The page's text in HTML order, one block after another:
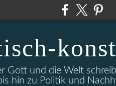
Gott und die Welt
hin zu Politik und